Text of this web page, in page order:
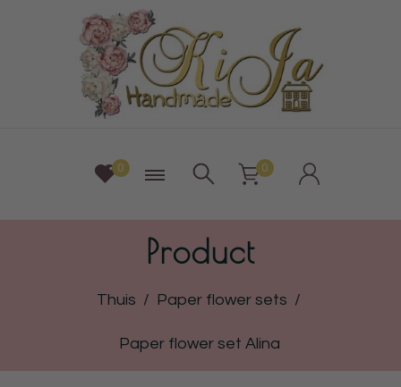
0 0
Product
Thuis / Paper flower sets /
Paper flower set Alina